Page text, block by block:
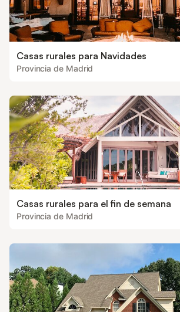
Casas rurales para Navidades
Provincia de Madrid
Casas rurales para el fin de semana
Provincia de Madrid